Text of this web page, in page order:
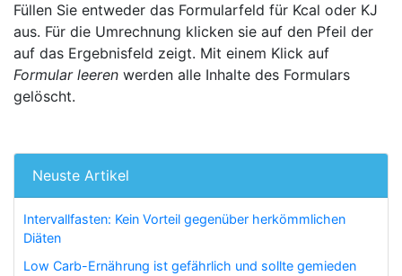
Füllen Sie entweder das Formularfeld für Kcal oder KJ
aus. Für die Umrechnung klicken sie auf den Pfeil der
auf das Ergebnisfeld zeigt. Mit einem Klick auf
Formular leeren werden alle Inhalte des Formulars
gelöscht.
Neuste Artikel
Intervallfasten: Kein Vorteil gegenüber herkömmlichen
Diäten
Low Carb-Ernährung ist gefährlich und sollte gemieden